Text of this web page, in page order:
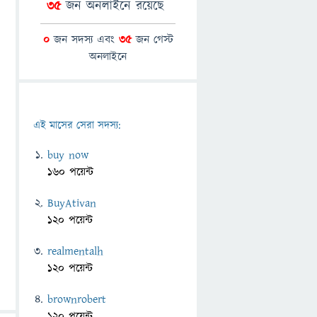
35জন অনলাইনে রয়েছে
0জন সদস্য এবং 35জন গেস্ট
অনলাইনে
এই মাসের সেরা সদস্য:
buy now
160 পয়েন্ট
BuyAtivan
120 পয়েন্ট
realmentalh
120 পয়েন্ট
brownrobert